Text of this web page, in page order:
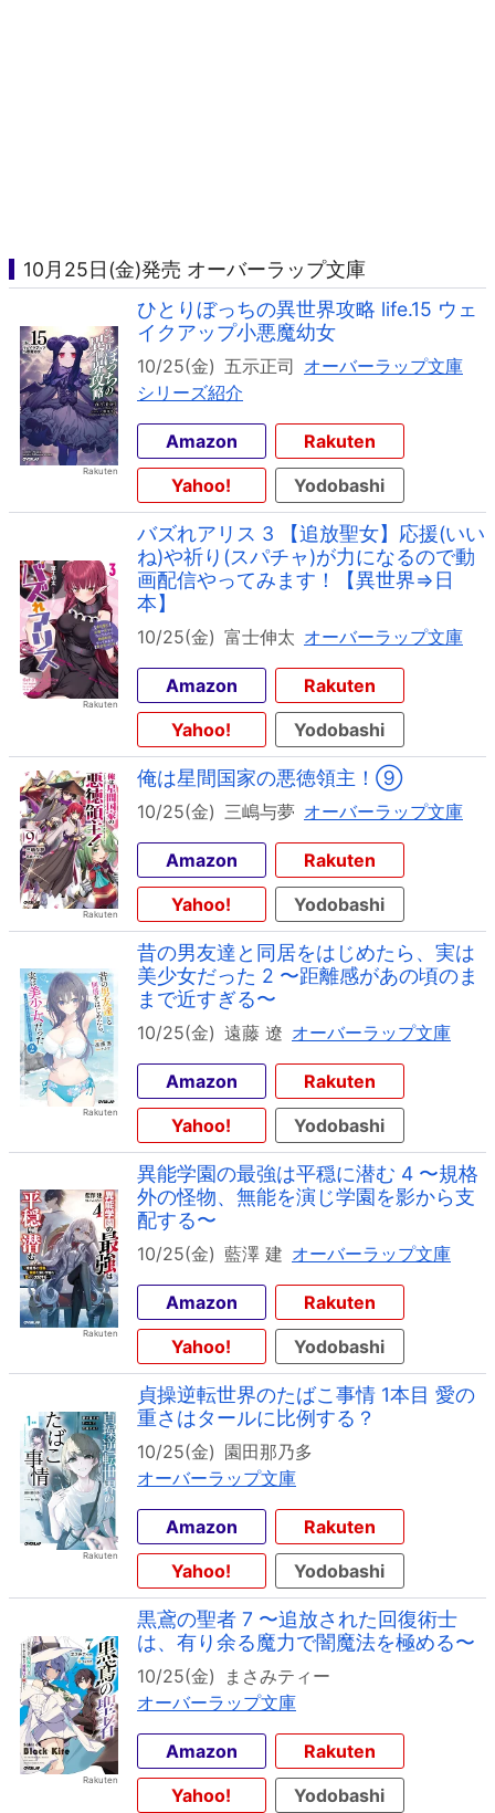
10月25日(金)発売 オーバーラップ文庫
ひとりぼっちの異世界攻略 life.15 ウェ
イクアップ小悪魔幼女
10/25(金) 五示正司 オーバーラップ文庫
シリーズ紹介
Amazon
Rakuten
Yahoo!
Yodobashi
バズれアリス 3 【追放聖女】応援(いい
ね)や祈り(スパチャ)が力になるので動
画配信やってみます！【異世界⇒日
本】
10/25(金) 富士伸太 オーバーラップ文庫
Amazon
Rakuten
Yahoo!
Yodobashi
俺は星間国家の悪徳領主！⑨
10/25(金) 三嶋与夢 オーバーラップ文庫
Amazon
Rakuten
Yahoo!
Yodobashi
昔の男友達と同居をはじめたら、実は
美少女だった 2 〜距離感があの頃のま
まで近すぎる〜
10/25(金) 遠藤 遼 オーバーラップ文庫
Amazon
Rakuten
Yahoo!
Yodobashi
異能学園の最強は平穏に潜む 4 〜規格
外の怪物、無能を演じ学園を影から支
配する〜
10/25(金) 藍澤 建 オーバーラップ文庫
Amazon
Rakuten
Yahoo!
Yodobashi
貞操逆転世界のたばこ事情 1本目 愛の
重さはタールに比例する？
10/25(金) 園田那乃多
オーバーラップ文庫
Amazon
Rakuten
Yahoo!
Yodobashi
黒鳶の聖者 7 〜追放された回復術士
は、有り余る魔力で闇魔法を極める〜
10/25(金)
まさみティー
オーバーラップ文庫
Amazon
Rakuten
Yahoo!
Yodobashi